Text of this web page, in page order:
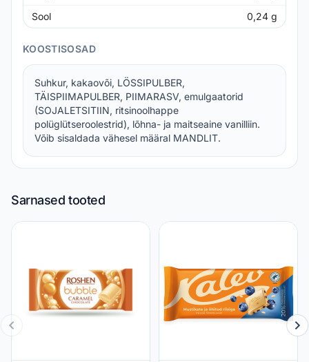
Sool
0,24 g
KOOSTISOSAD
Suhkur, kakaovõi, LÖSSIPULBER,
TÄISPIIMAPULBER, PIIMARASV, emulgaatorid
(SOJALETSITIIN, ritsinoolhappe
polüglütseroolestrid), lõhna- ja maitseaine vanilliin.
Võib sisaldada vähesel määral MANDLIT.
Sarnased tooted